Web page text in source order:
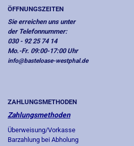
ÖFFNUNGSZEITEN
Sie erreichen uns unter
der Telefonnummer:
030 - 92 25 74 14
Mo.-Fr. 09:00-17:00 Uhr
info@basteloase-westphal.de
ZAHLUNGSMETHODEN
Zahlungsmethoden
Überweisung/Vorkasse
Barzahlung bei Abholung